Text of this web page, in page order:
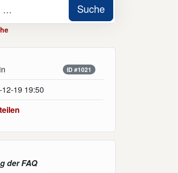
Suche
ID #1021
19 19:50
der FAQ